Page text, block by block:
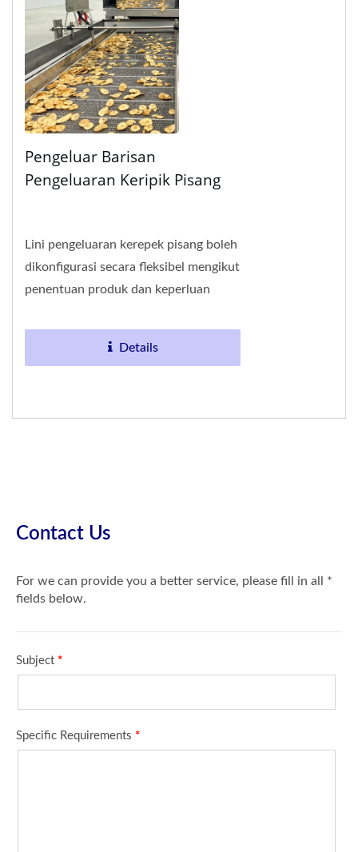
Pengeluar Barisan
Pengeluaran Keripik Pisang
Lini pengeluaran kerepek pisang boleh
dikonfigurasi secara fleksibel mengikut
penentuan produk dan keperluan
pengeluaran...
Details